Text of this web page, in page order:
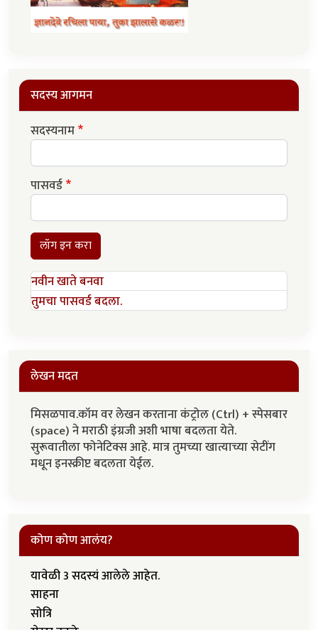
सदस्य आगमन
सदस्यनाम
पासवर्ड
लॉग इन करा
नवीन खाते बनवा
तुमचा पासवर्ड बदला.
लेखन मदत
मिसळपाव.कॉम वर लेखन करताना कंट्रोल (Ctrl) + स्पेसबार
(space) ने मराठी इंग्रजी अशी भाषा बदलता येते.
सुरूवातीला फोनेटिक्स आहे. मात्र तुमच्या खात्याच्या सेटींग
मधून इनस्क्रीप्ट बदलता येईल.
कोण कोण आलंय?
यावेळी 3 सदस्यं आलेले आहेत.
साहना
सोत्रि